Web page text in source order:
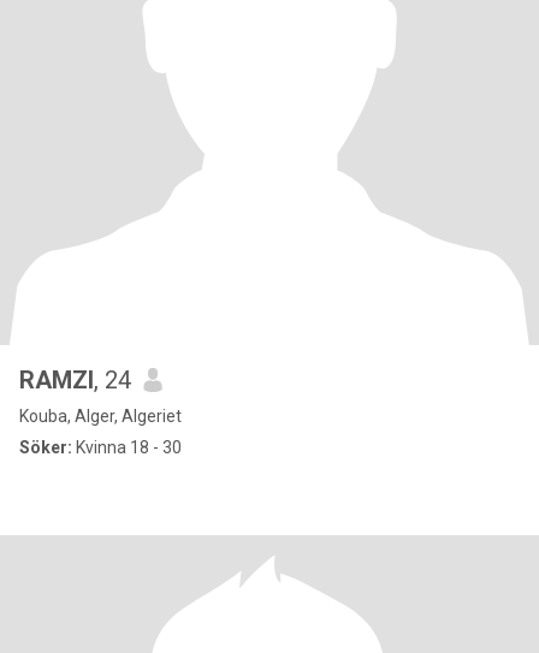
RAMZI, 24
Kouba, Alger, Algeriet
Söker: Kvinna 18 - 30